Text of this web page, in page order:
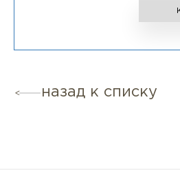
назад к списку